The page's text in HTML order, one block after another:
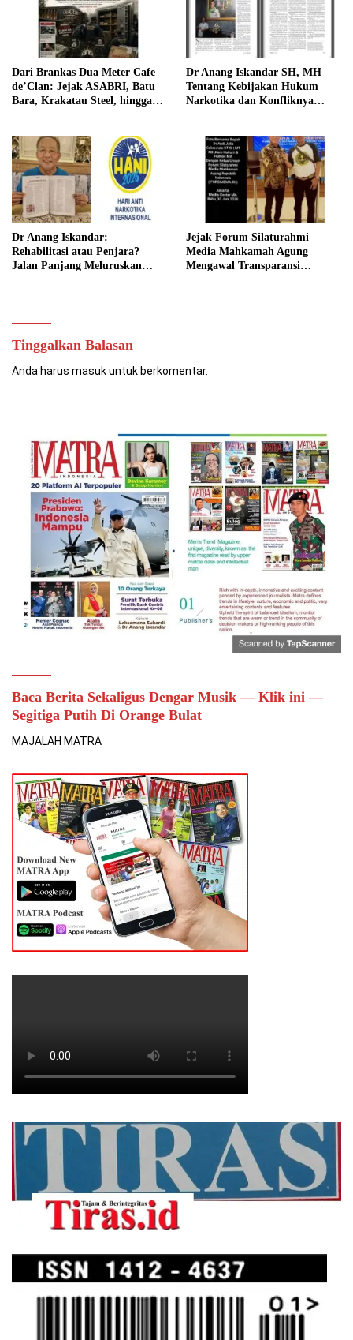
Dari Brankas Dua Meter Cafe
de’Clan: Jejak ASABRI, Batu
Bara, Krakatau Steel, hingga
Dr Anang Iskandar SH, MH
Tentang Kebijakan Hukum
Narkotika dan Konfliknya
Dr Anang Iskandar:
Rehabilitasi atau Penjara?
Jalan Panjang Meluruskan
Jejak Forum Silaturahmi
Media Mahkamah Agung
Mengawal Transparansi
Tinggalkan Balasan
Anda harus masukuntuk berkomentar.
Baca Berita Sekaligus Dengar Musik — Klik ini —
Segitiga Putih Di Orange Bulat
MAJALAH MATRA